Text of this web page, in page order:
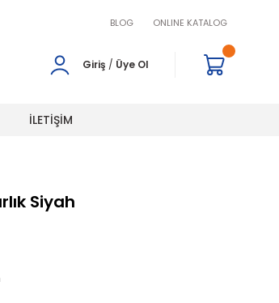
BLOG ONLINE KATALOG
Giriş / Üye Ol
İLETİŞİM
Siyah